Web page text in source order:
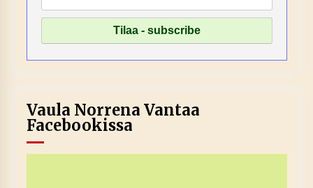
Vaula Norrena Vantaa
Facebookissa